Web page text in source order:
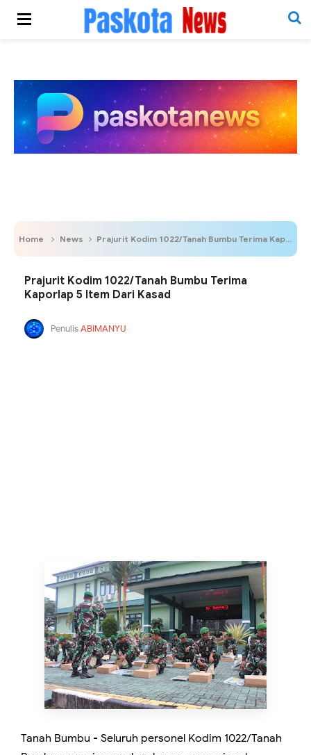
Home News Prajurit Kodim 1022/Tanah Bumbu Terima Kaporlap 5 Item Dari Kasad
Prajurit Kodim 1022/Tanah Bumbu Terima
Kaporlap 5 Item Dari Kasad
PenulisABIMANYU
Tanah Bumbu - Seluruh personel Kodim 1022/Tanah